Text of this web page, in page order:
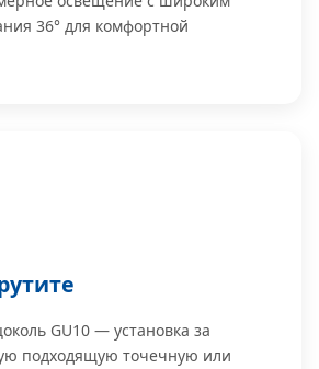
36° для комфортной
GU10 — установка за
подходящую точечную или